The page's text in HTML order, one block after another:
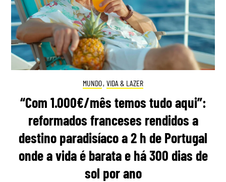
MUNDO, VIDA & LAZER
“Com 1.000€/mês temos tudo aqui”:
reformados franceses rendidos a
destino paradisíaco a 2 h de Portugal
onde a vida é barata e há 300 dias de
sol por ano